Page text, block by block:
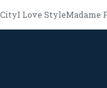
CityI Love StyleMadame